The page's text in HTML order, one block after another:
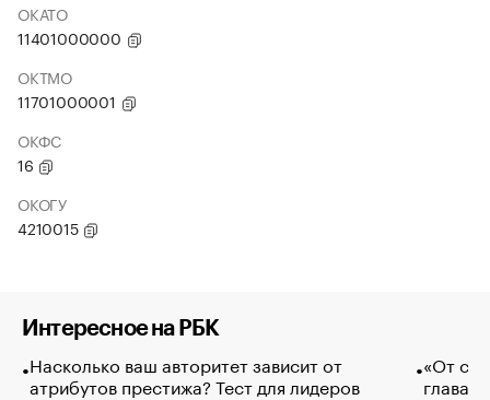
ОКАТО
11401000000
ОКТМО
11701000001
ОКФС
16
ОКОГУ
4210015
Интересное на РБК
Насколько ваш авторитет зависит от
атрибутов престижа? Тест для лидеров
«От
глава